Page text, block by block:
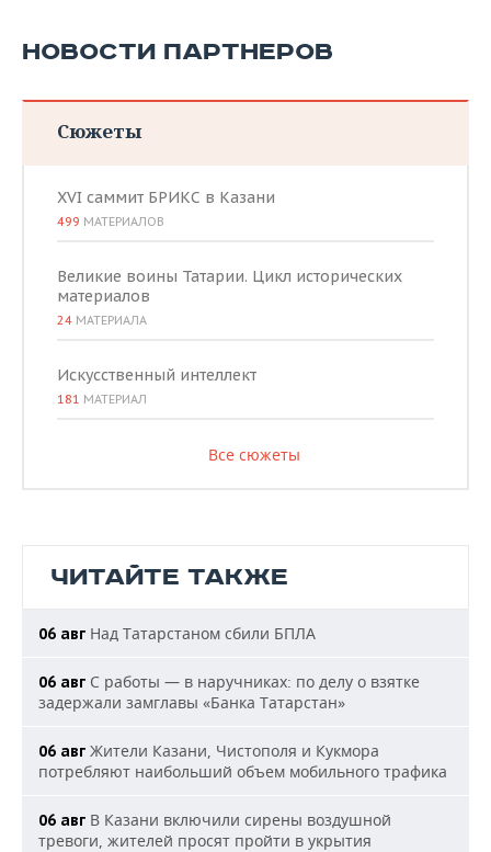
НОВОСТИ ПАРТНЕРОВ
Сюжеты
XVI саммит БРИКС в Казани
499 МАТЕРИАЛОВ
Великие воины Татарии. Цикл исторических
материалов
24 МАТЕРИАЛА
Искусственный интеллект
181 МАТЕРИАЛ
Все сюжеты
ЧИТАЙТЕ ТАКЖЕ
06 авг Над Татарстаном сбили БПЛА
06 авг С работы — в наручниках: по делу о взятке
задержали замглавы «Банка Татарстан»
06 авг Жители Казани, Чистополя и Кукмора
потребляют наибольший объем мобильного трафика
06 авг В Казани включили сирены воздушной
тревоги, жителей просят пройти в укрытия